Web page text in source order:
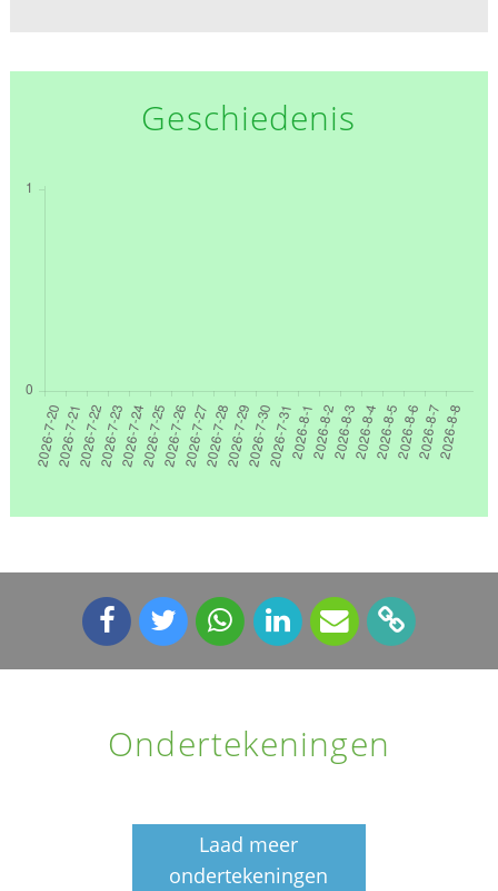
Geschiedenis
Ondertekeningen
Laad meer
ondertekeningen